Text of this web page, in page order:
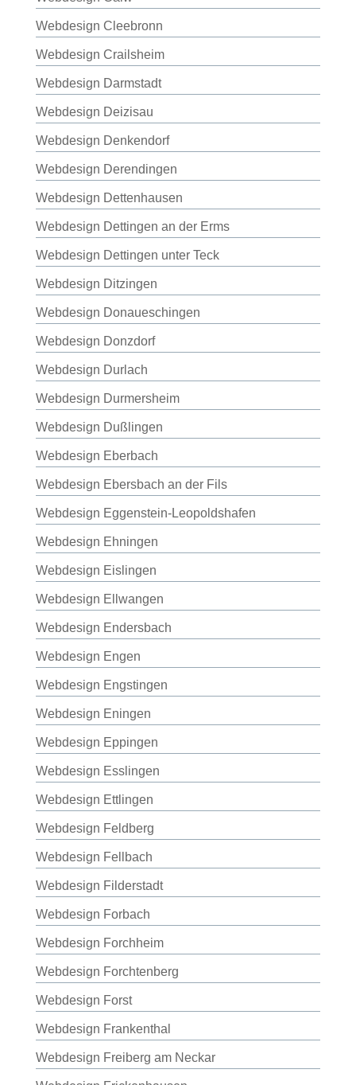
Webdesign Cleebronn
Webdesign Crailsheim
Webdesign Darmstadt
Webdesign Deizisau
Webdesign Denkendorf
Webdesign Derendingen
Webdesign Dettenhausen
Webdesign Dettingen an der Erms
Webdesign Dettingen unter Teck
Webdesign Ditzingen
Webdesign Donaueschingen
Webdesign Donzdorf
Webdesign Durlach
Webdesign Durmersheim
Webdesign Dußlingen
Webdesign Eberbach
Webdesign Ebersbach an der Fils
Webdesign Eggenstein-Leopoldshafen
Webdesign Ehningen
Webdesign Eislingen
Webdesign Ellwangen
Webdesign Endersbach
Webdesign Engen
Webdesign Engstingen
Webdesign Eningen
Webdesign Eppingen
Webdesign Esslingen
Webdesign Ettlingen
Webdesign Feldberg
Webdesign Fellbach
Webdesign Filderstadt
Webdesign Forbach
Webdesign Forchheim
Webdesign Forchtenberg
Webdesign Forst
Webdesign Frankenthal
Webdesign Freiberg am Neckar